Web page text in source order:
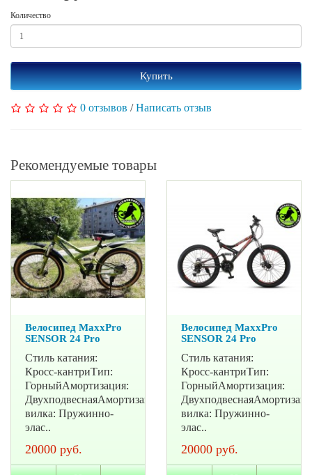
Количество
Купить
0 отзывов /Написать отзыв
Рекомендуемые товары
Велосипед MaxxPro
SENSOR 24 Pro
Стиль катания:
Кросс-кантриТип:
ГорныйАмортизация:
ДвухподвеснаяАмортизационная
вилка: Пружинно-
элас..
20000 руб.
Велосипед MaxxPro
SENSOR 24 Pro
Стиль катания:
Кросс-кантриТип:
ГорныйАмортизация:
вилка: Пружинно-
элас..
20000 руб.